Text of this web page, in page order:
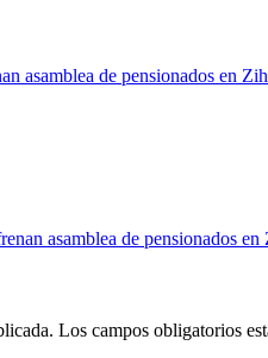
asamblea de pensionados en
asamblea de pensionados
Los campos obligatorios